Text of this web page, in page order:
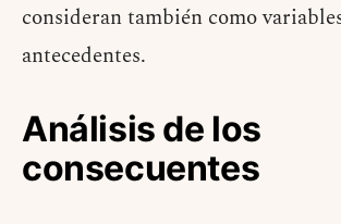
consideran también como
antecedentes.
Análisis de los
consecuentes